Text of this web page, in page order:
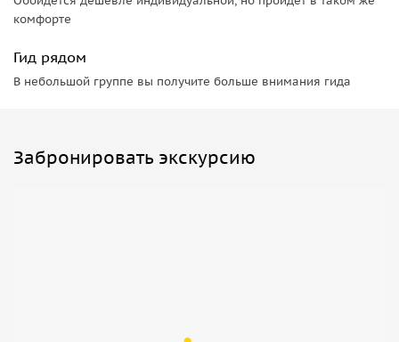
комфорте
Гид рядом
В небольшой группе вы получите больше внимания гида
Забронировать экскурсию